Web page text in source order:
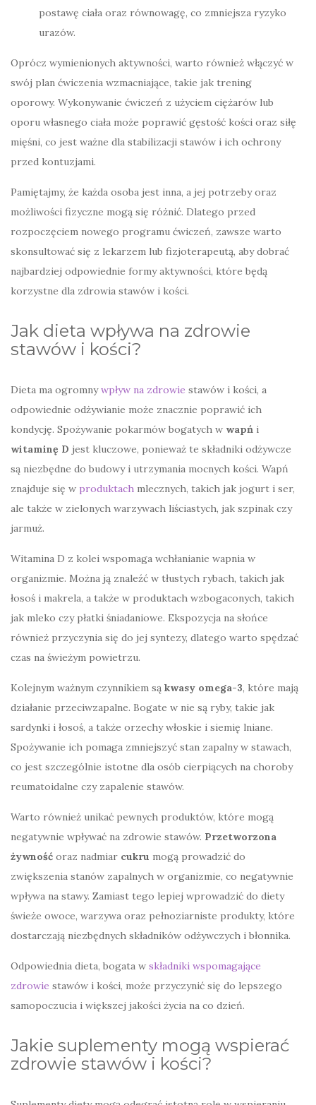
postawę ciała oraz równowagę, co zmniejsza ryzyko
urazów.
Oprócz wymienionych aktywności, warto również włączyć w
swój plan ćwiczenia wzmacniające, takie jak trening
oporowy. Wykonywanie ćwiczeń z użyciem ciężarów lub
oporu własnego ciała może poprawić gęstość kości oraz siłę
mięśni, co jest ważne dla stabilizacji stawów i ich ochrony
przed kontuzjami.
Pamiętajmy, że każda osoba jest inna, a jej potrzeby oraz
możliwości fizyczne mogą się różnić. Dlatego przed
rozpoczęciem nowego programu ćwiczeń, zawsze warto
skonsultować się z lekarzem lub fizjoterapeutą, aby dobrać
najbardziej odpowiednie formy aktywności, które będą
korzystne dla zdrowia stawów i kości.
Jak dieta wpływa na zdrowie
stawów i kości?
Dieta ma ogromnywpływ na zdrowie stawów i kości, a
odpowiednie odżywianie może znacznie poprawić ich
kondycję. Spożywanie pokarmów bogatych w wapń i
witaminę D jest kluczowe, ponieważ te składniki odżywcze
są niezbędne do budowy i utrzymania mocnych kości. Wapń
znajduje się w produktach mlecznych, takich jak jogurt i ser,
ale także w zielonych warzywach liściastych, jak szpinak czy
jarmuż.
Witamina D z kolei wspomaga wchłanianie wapnia w
organizmie. Można ją znaleźć w tłustych rybach, takich jak
łosoś i makrela, a także w produktach wzbogaconych, takich
jak mleko czy płatki śniadaniowe. Ekspozycja na słońce
również przyczynia się do jej syntezy, dlatego warto spędzać
czas na świeżym powietrzu.
Kolejnym ważnym czynnikiem są kwasy omega-3, które mają
działanie przeciwzapalne. Bogate w nie są ryby, takie jak
sardynki i łosoś, a także orzechy włoskie i siemię lniane.
Spożywanie ich pomaga zmniejszyć stan zapalny w stawach,
co jest szczególnie istotne dla osób cierpiących na choroby
reumatoidalne czy zapalenie stawów.
Warto również unikać pewnych produktów, które mogą
negatywnie wpływać na zdrowie stawów. Przetworzona
żywność oraz nadmiar cukru mogą prowadzić do
zwiększenia stanów zapalnych w organizmie, co negatywnie
wpływa na stawy. Zamiast tego lepiej wprowadzić do diety
świeże owoce, warzywa oraz pełnoziarniste produkty, które
dostarczają niezbędnych składników odżywczych i błonnika.
Odpowiednia dieta, bogata w składniki wspomagające
zdrowie stawów i kości, może przyczynić się do lepszego
samopoczucia i większej jakości życia na co dzień.
Jakie suplementy mogą wspierać
zdrowie stawów i kości?